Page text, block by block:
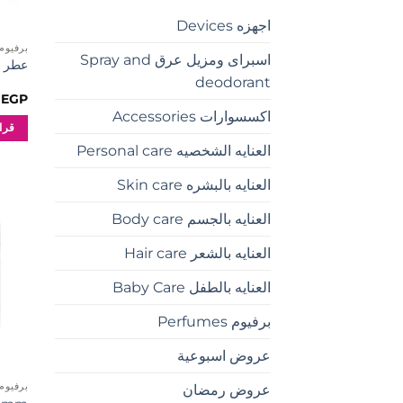
اجهزه Devices
اسبراى ومزيل عرق Spray and
deodorant
اكسسوارات Accessories
العنايه الشخصيه Personal care
العنايه بالبشره Skin care
العنايه بالجسم Body care
العنايه بالشعر Hair care
العنايه بالطفل Baby Care
برفيوم Perfumes
عروض اسبوعية
عروض رمضان
برفيوم PERFUMES
عطر
EGP
برفيوم PERFUMES